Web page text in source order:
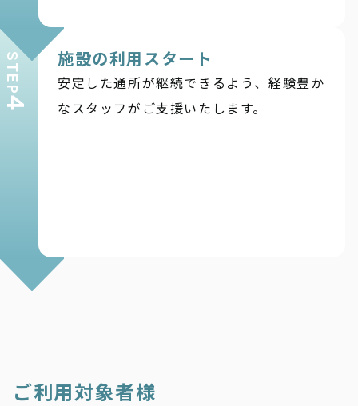
STEP
4
施設の利用スタート
安定した通所が継続できるよう、経験豊か
なスタッフがご支援いたします。
ご利用対象者様